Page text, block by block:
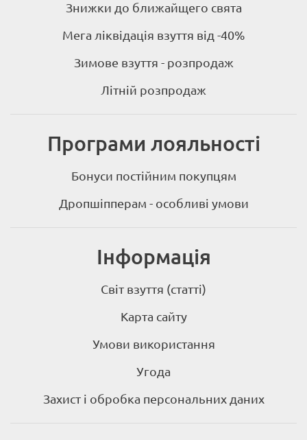
Знижки до ближайщего свята
Мега ліквідація взуття від -40%
Зимове взуття - розпродаж
Літній розпродаж
Програми лояльності
Бонуси постійним покупцям
Дропшіпперам - особливі умови
Інформація
Світ взуття (статті)
Карта сайту
Умови використання
Угода
Захист і обробка персональних даних